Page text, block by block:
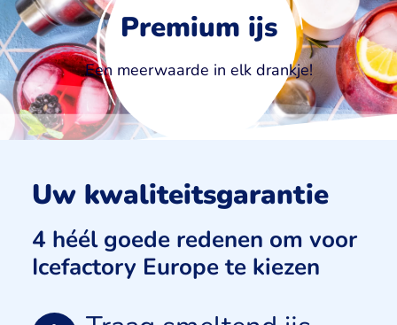
Premium ijs
Een meerwaarde in elk drankje!
Uw kwaliteitsgarantie
4 héél goede redenen om voor
Icefactory Europe te kiezen